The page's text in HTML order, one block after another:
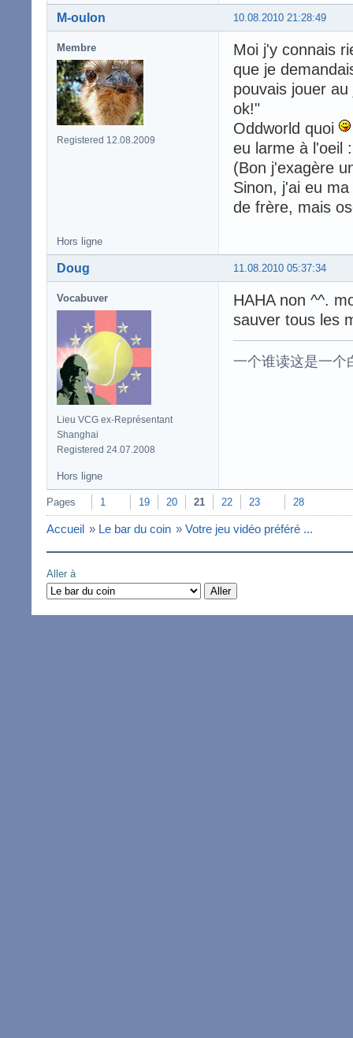
10.08.2010 21:28:49
M-oulon
Membre
Registered 12.08.2009
Moi j'y connais
que je
pouvais jouer
ok!"
Oddworld quoi
eu larme à l'oeil
(Bon j'exagère
Sinon, j'ai eu
de frère, mais
Hors ligne
11.08.2010 05:37:34
Doug
Vocabuver
Lieu VCG ex-Représentant
Shanghai
Registered 24.07.2008
HAHA non ^^.
sauver tous les
一个谁读这是一个
Hors ligne
Pages 1 19 20 21 22 23 28
Accueil » Le bar du coin » Votre jeu vidéo préféré ...
Aller à